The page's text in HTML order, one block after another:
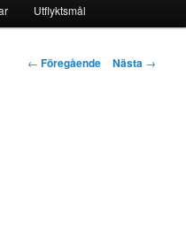
Utflyktsmål
Inläggsnavigering
← Föregående Nästa →